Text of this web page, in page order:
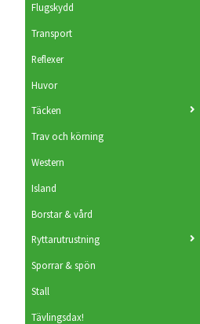
Flugskydd
Transport
Reflexer
Huvor
Täcken
Trav och körning
Western
Island
Borstar & vård
Ryttarutrustning
Sporrar & spön
Stall
Tävlingsdax!